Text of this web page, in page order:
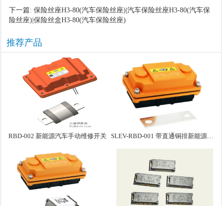
下一篇: 保险丝座H3-80(汽车保险丝座)|汽车保险丝座H3-80(汽车保
险丝座)|保险丝盒H3-80(汽车保险丝座)
推荐产品
RBD-002 新能源汽车手动维修开关 SLEV-RBD-001 带直通铜排新能源汽车手动维修盒子